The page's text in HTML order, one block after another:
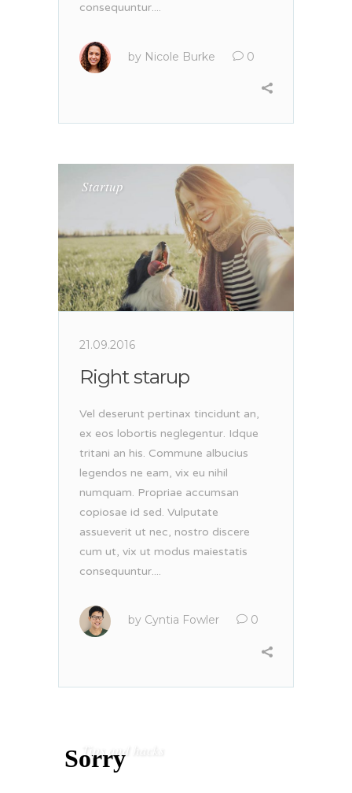
consequuntur....
by Nicole Burke 0
Startup
21.09.2016
Right starup
Vel deserunt pertinax tincidunt an,
ex eos lobortis neglegentur. Idque
tritani an his. Commune albucius
legendos ne eam, vix eu nihil
numquam. Propriae accumsan
copiosae id sed. Vulputate
assueverit ut nec, nostro discere
cum ut, vix ut modus maiestatis
consequuntur....
by Cyntia Fowler 0